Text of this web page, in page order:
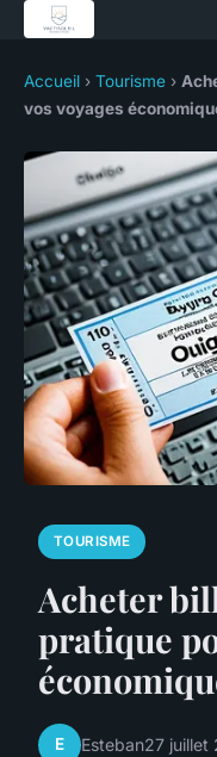
Accueil › Tourisme ›
vos voyages
TOURISME
Acheter
pratique
E Esteban27 juillet